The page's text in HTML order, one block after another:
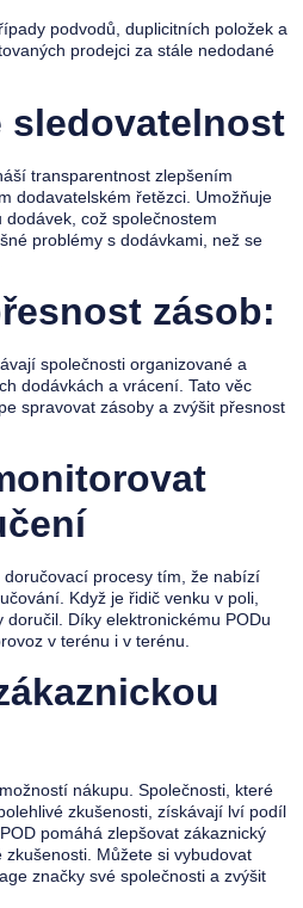
podvodů, duplicitních položek a
prodejci za stále nedodané
sledovatelnost
transparentnost zlepšením
dodavatelském řetězci. Umožňuje
což společnostem
problémy s dodávkami, než se
zásob:
společnosti organizované a
dodávkách a vrácení. Tato věc
spravovat zásoby a zvýšit přesnost
doručovací procesy tím, že nabízí
Když je řidič venku v poli,
Díky elektronickému PODu
v terénu i v terénu.
nákupu. Společnosti, které
zkušenosti, získávají lví podíl
pomáhá zlepšovat zákaznický
Můžete si vybudovat
značky své společnosti a zvýšit